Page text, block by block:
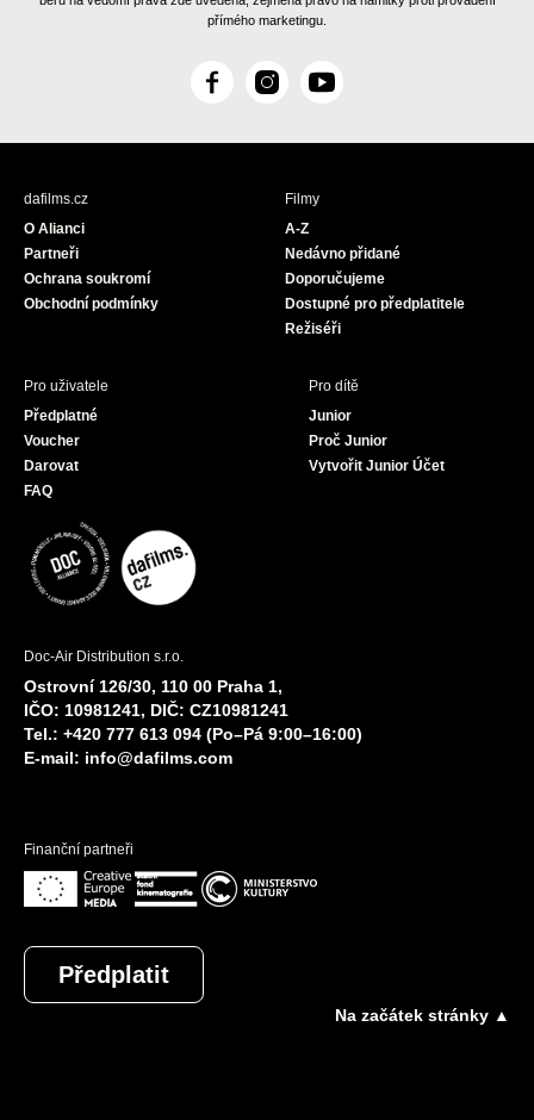
přímého marketingu.
F
c
I
s
Y
u
dafilms.cz
O Alianci
Partneři
Ochrana soukromí
Obchodní podmínky
Filmy
A-Z
Nedávno přidané
Doporučujeme
Dostupné pro předplatitele
Režiséři
Pro uživatele
Předplatné
Voucher
Darovat
FAQ
Pro dítě
Junior
Proč Junior
Vytvořit Junior Účet
Doc-Air Distribution s.r.o.
Ostrovní 126/30, 110 00 Praha 1,
IČO: 10981241, DIČ: CZ10981241
Tel.: +420 777 613 094 (Po–Pá 9:00–16:00)
E-mail: info@dafilms.com
Finanční partneři
Předplatit
Na začátek stránky ▲